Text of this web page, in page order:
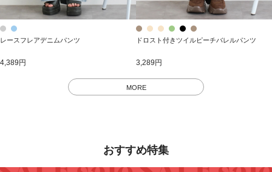
レースフレアデニムパンツ
4,389円
ドロスト付きツイルピーチバレルパンツ
3,289円
MORE
おすすめ特集